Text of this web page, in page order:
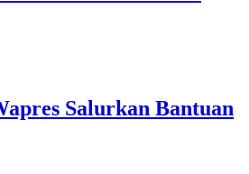
Salurkan Bantuan